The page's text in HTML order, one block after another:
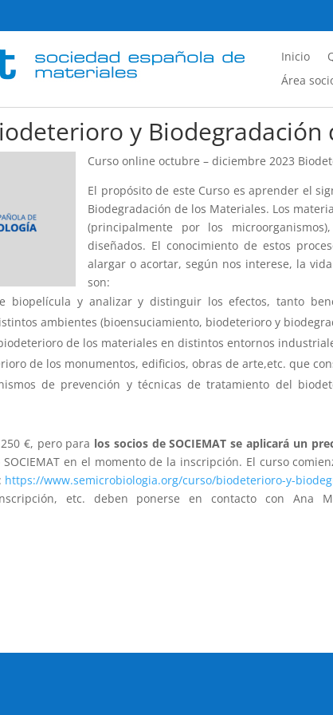
Inicio
Área
y Biodegradación
Curso online octubre – diciembre 2023
El propósito de este Curso es aprender el
Biodegradación de los Materiales. Los
(principalmente por los
diseñados. El conocimiento de estos
alargar o acortar, según nos interese, la
son:
biopelícula y analizar y distinguir los efectos, tanto
ambientes (bioensuciamiento, biodeterioro y
de los materiales en distintos entornos
de los monumentos, edificios, obras de arte,etc. que
de prevención y técnicas de tratamiento del
€, pero para los socios de SOCIEMAT se aplicará un
en el momento de la inscripción. El curso
https://www.semicrobiologia.org/curso/biodeterioro-y-
etc. deben ponerse en contacto con Ana